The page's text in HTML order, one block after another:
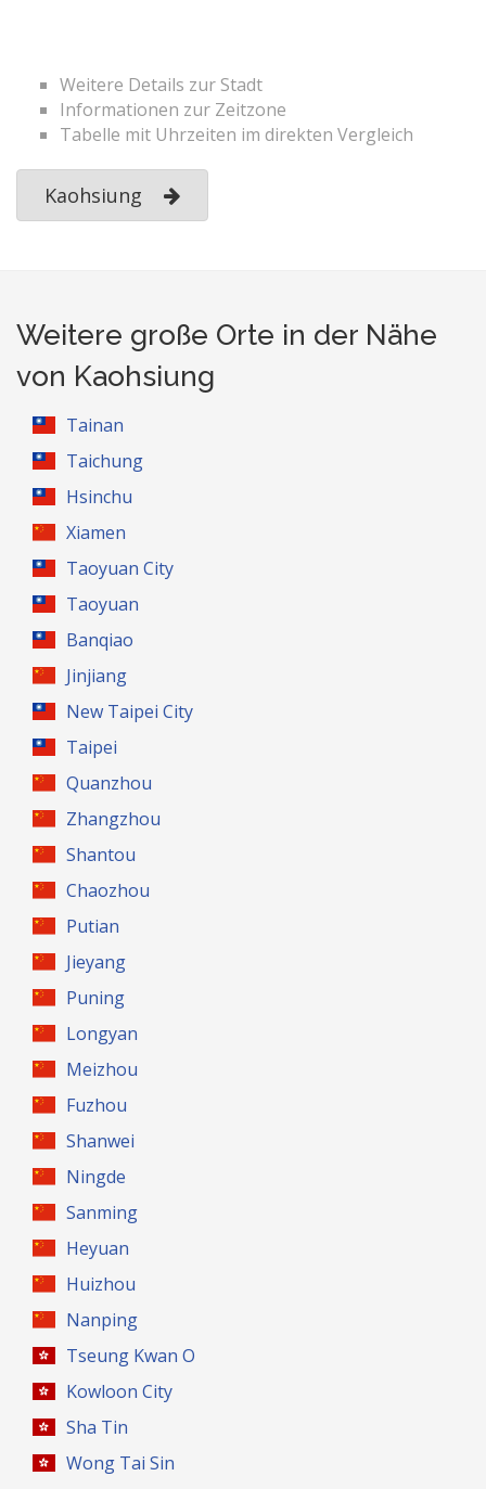
Weitere Details zur Stadt
Informationen zur Zeitzone
Tabelle mit Uhrzeiten im direkten Vergleich
Kaohsiung
Weitere große Orte in der Nähe
von Kaohsiung
Tainan
Taichung
Hsinchu
Xiamen
Taoyuan City
Taoyuan
Banqiao
Jinjiang
New Taipei City
Taipei
Quanzhou
Zhangzhou
Shantou
Chaozhou
Putian
Jieyang
Puning
Longyan
Meizhou
Fuzhou
Shanwei
Ningde
Sanming
Heyuan
Huizhou
Nanping
Tseung Kwan O
Kowloon City
Sha Tin
Wong Tai Sin